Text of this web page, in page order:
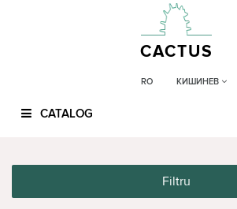
CACTUS
RO КИШИНЕВ
CATALOG
Filtru